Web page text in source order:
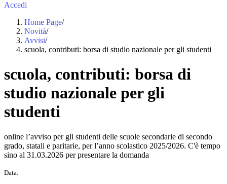
Accedi
Home Page/
Novità/
Avvisi/
scuola, contributi: borsa di studio nazionale per gli studenti
scuola, contributi: borsa di
studio nazionale per gli
studenti
online l’avviso per gli studenti delle scuole secondarie di secondo
grado, statali e paritarie, per l’anno scolastico 2025/2026. C'è tempo
sino al 31.03.2026 per presentare la domanda
Data: